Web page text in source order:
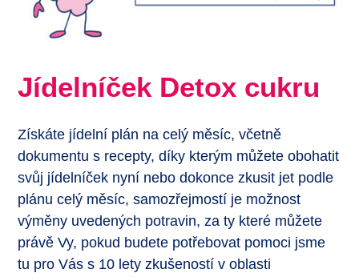
Jídelníček Detox cukru
Získáte jídelní plán na celý měsíc, včetně
dokumentu s recepty, díky kterým můžete obohatit
svůj jídelníček nyní nebo dokonce zkusit jet podle
plánu celý měsíc, samozřejmostí je možnost
výměny uvedených potravin, za ty které můžete
právě Vy, pokud budete potřebovat pomoci jsme
tu pro Vás s 10 lety zkušeností v oblasti